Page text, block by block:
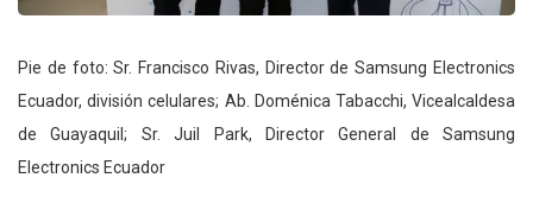
Pie de foto: Sr. Francisco Rivas, Director de Samsung Electronics
Ecuador, división celulares; Ab. Doménica Tabacchi, Vicealcaldesa
de Guayaquil; Sr. Juil Park, Director General de Samsung
Electronics Ecuador